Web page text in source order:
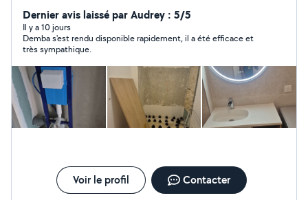
sortes d'activités et a votre services pour résoudre vos
problèmes .
Dernier avis laissé par Audrey : 5/5
Il y a 10 jours
Demba s'est rendu disponible rapidement, il a été efficace et
très sympathique.
Voir le profil Contacter